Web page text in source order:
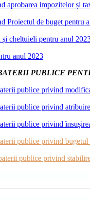
aprobarea impozitelor și
Proiectul de buget pentru
cheltuieli pentru anul
anul 2023
PUBLICE
publice privind
publice privind
publice privind
publice privind
publice privind